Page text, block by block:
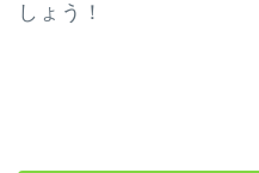
しょう！